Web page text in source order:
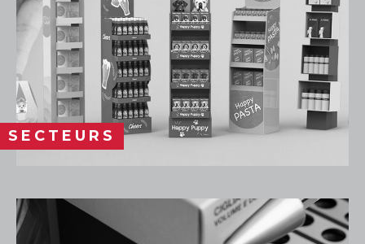
SECTEURS